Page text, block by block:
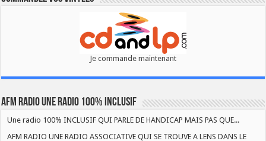
Je commande maintenant
AFM RADIO UNE RADIO 100% INCLUSIF
Une radio 100% INCLUSIF QUI PARLE DE HANDICAP MAIS PAS QUE...
AFM RADIO UNE RADIO ASSOCIATIVE QUI SE TROUVE A LENS DANS LE